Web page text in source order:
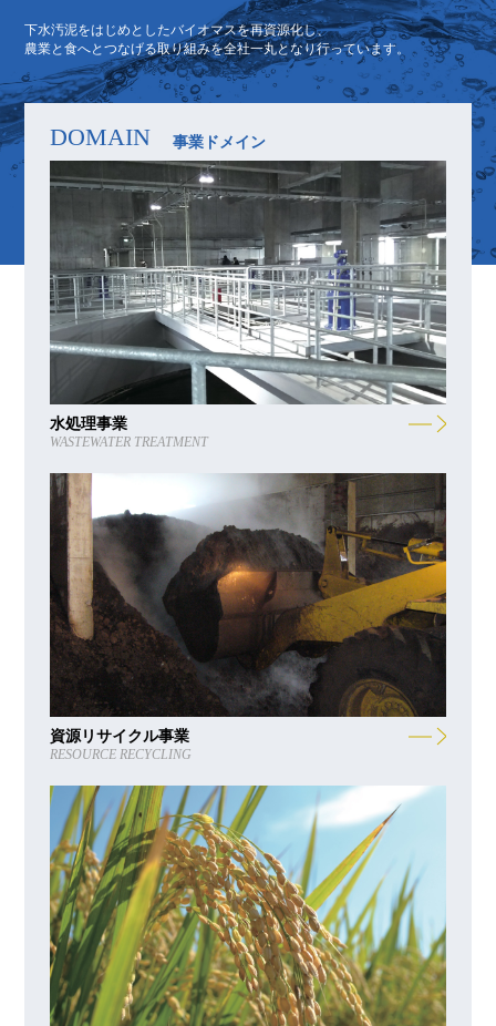
下水汚泥をはじめとしたバイオマスを再資源化し、
農業と食へとつなげる取り組みを全社一丸となり行っています。
DOMAIN 事業ドメイン
水処理事業
WASTEWATER TREATMENT
資源リサイクル事業
RESOURCE RECYCLING